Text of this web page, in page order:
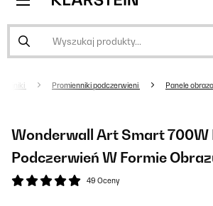
Promienniki podczerwieni Panele
Wonderwall Art Smart 700W
Podczerwień W Formie
49 Oceny